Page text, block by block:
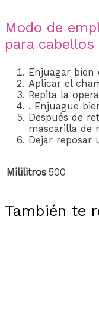
Modo de
para cabellos
Enjuagar bien
Aplicar el
Repita la
. Enjuague
Después de
mascarilla de
Dejar reposar
Mililitros 500
También te